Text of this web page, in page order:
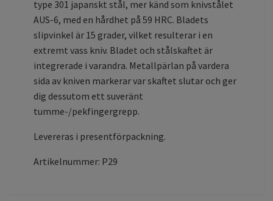
type 301 japanskt stål, mer känd som knivstålet
AUS-6, med en hårdhet på 59 HRC. Bladets
slipvinkel är 15 grader, vilket resulterar i en
extremt vass kniv. Bladet och stålskaftet är
integrerade i varandra. Metallpärlan på vardera
sida av kniven markerar var skaftet slutar och ger
dig dessutom ett suveränt
tumme-/pekfingergrepp.
Levereras i presentförpackning.
Artikelnummer: P29